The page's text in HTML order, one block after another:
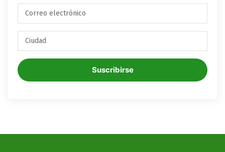
Suscribirse